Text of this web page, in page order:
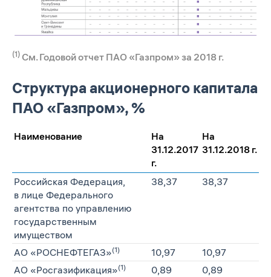
(1) См. Годовой отчет ПАО «Газпром» за 2018 г.
Структура акционерного капитала
ПАО «Газпром», %
Наименование
На
31.12.2017
г.
На
31.12.2018 г.
Российская Федерация,
в лице Федерального
агентства по управлению
государственным
имуществом
38,37 38,37
АО «РОСНЕФТЕГАЗ»(1) 10,97
10,97
АО «Росгазификация»(1) 0,89
0,89